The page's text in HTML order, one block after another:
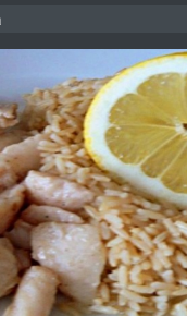
УДЪЛЖАВАНЕ НА
ЖИВОТ И
НЕГОВОТО КАЧЕСТВО
Имот в Северна